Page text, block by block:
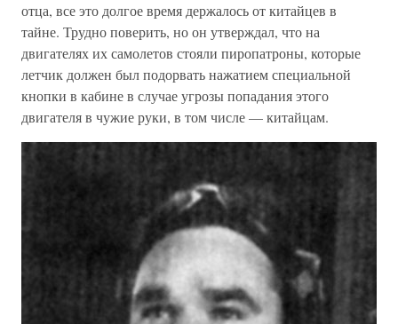
отца, все это долгое время держалось от китайцев в
тайне. Трудно поверить, но он утверждал, что на
двигателях их самолетов стояли пиропатроны, которые
летчик должен был подорвать нажатием специальной
кнопки в кабине в случае угрозы попадания этого
двигателя в чужие руки, в том числе — китайцам.